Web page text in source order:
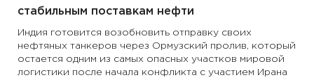
стабильным поставкам нефти
Индия готовится возобновить отправку своих
нефтяных танкеров через Ормузский пролив, который
остается одним из самых опасных участков мировой
логистики после начала конфликта с участием Ирана